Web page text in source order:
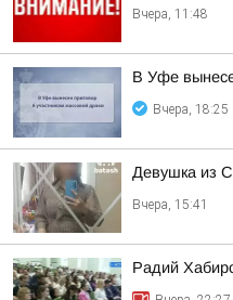
Вчера, 11:48
В Уфе
Вчера, 18:25
Девушка из
Вчера, 15:41
Радий